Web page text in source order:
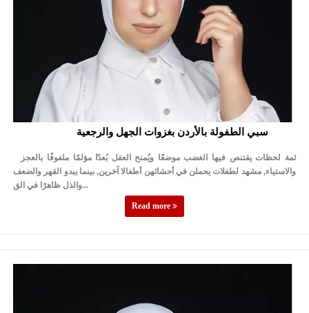
سبي الطفولة بالأردن بغزوات الجهل والرجعية
والاستياء, مشهد لطفلات يحملن في أحشائهن أطفالا آخرين, بينما يبدو القهر والضعف
والذل ظاهرًا في الق...
Read more